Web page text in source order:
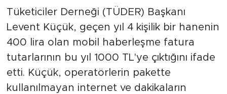
Tüketiciler Derneği (TÜDER) Başkanı
Levent Küçük, geçen yıl 4 kişilik bir hanenin
400 lira olan mobil haberleşme fatura
tutarlarının bu yıl 1000 TL'ye çıktığını ifade
etti. Küçük, operatörlerin pakette
kullanılmayan internet ve dakikaların